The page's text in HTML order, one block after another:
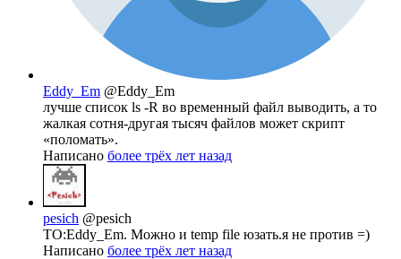
Eddy_Em @Eddy_Em
лучше список ls -R во временный файл выводить, а то
жалкая сотня-другая тысяч файлов может скрипт
«поломать».
Написано более трёх лет назад
pesich @pesich
TO:Eddy_Em. Можно и temp file юзать.я не против =)
Написано более трёх лет назад